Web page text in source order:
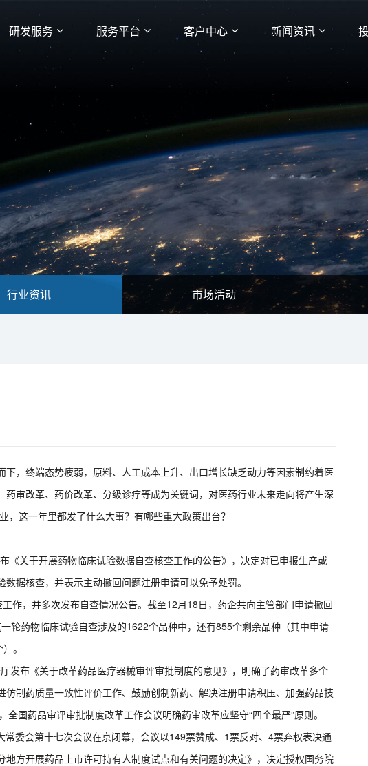
研发服务 服务平台 客户中心 新闻资讯
行业资讯 市场活动
下，终端态势疲弱，原料、人工成本上升、出口增长缺乏动力等因素制约着医
审改革、药价改革、分级诊疗等成为关键词，对医药行业未来走向将产生深
这一年里都发了什么大事？有哪些重大政策出台？
《关于开展药物临床试验数据自查核查工作的公告》，决定对已申报生产或
据核查，并表示主动撤回问题注册申请可以免予处罚。
作，并多次发布自查情况公告。截至12月18日，药企共向主管部门申请撤回
轮药物临床试验自查涉及的1622个品种中，还有855个剩余品种（其中申请
。
发布《关于改革药品医疗器械审评审批制度的意见》，明确了药审改革多个
制药质量一致性评价工作、鼓励创制新药、解决注册申请积压、加强药品技
国药品审评审批制度改革工作会议明确药审改革应坚守“四个最严”原则。
委会第十七次会议在京闭幕，会议以149票赞成、1票反对、4票弃权表决通
方开展药品上市许可持有人制度试点和有关问题的决定》，决定授权国务院